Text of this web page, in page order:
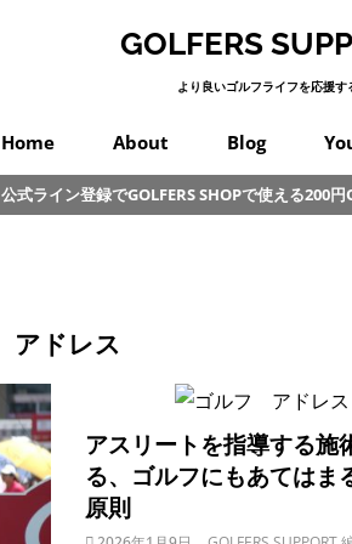
GOLFERS
より良いゴルフライフを応援す
Home About Blog
スイング
プロゴルフ
オンコース
パッティング
カラダ
クラブ
練習
初心者
その他
公式ライン登録でGOLFERS SHOPで使える200
アドレス
アスリートを指導する施
る、ゴルフにもあてはま
原則